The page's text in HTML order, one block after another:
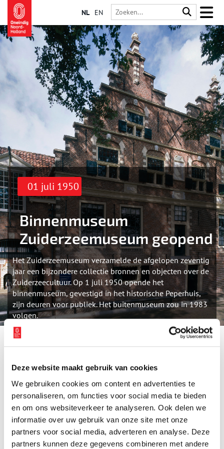
Deze website maakt gebruik van cookies
We gebruiken cookies om content en advertenties te
personaliseren, om functies voor social media te bieden
en om ons websiteverkeer te analyseren. Ook delen we
informatie over uw gebruik van onze site met onze
partners voor social media, adverteren en analyse. Deze
partners kunnen deze gegevens combineren met andere
NL EN
01 juli 1950
Binnenmuseum
Zuiderzeemuseum geopend
Het Zuiderzeemuseum verzamelde de afgelopen zeventig
jaar een bijzondere collectie bronnen en objecten over de
Zuiderzeecultuur. Op 1 juli 1950 opende het
binnenmuseum, gevestigd in het historische Peperhuis,
zijn deuren voor publiek. Het buitenmuseum zou in 1983
volgen.
buitenmuseummet zijn historische gebouwen en het
samen dit verhaal in beeld. Het binnenmuseum is de schatkamer
van het Zuiderzeemuseum. Maak in het binnenmuseum kennis
met kunst, cultuur en erfgoed van voor en na de afsluiting van de
Zuiderzee. Kenmerkend voor het Zuiderzeemuseum is dat het de
cultuurhistorische collectie verrassend verbindt met
hedendaagse kunst, vormgeving en design. Ook zijn er in het